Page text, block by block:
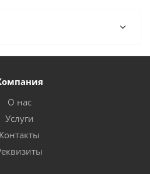
О нас
Услуги
Контакты